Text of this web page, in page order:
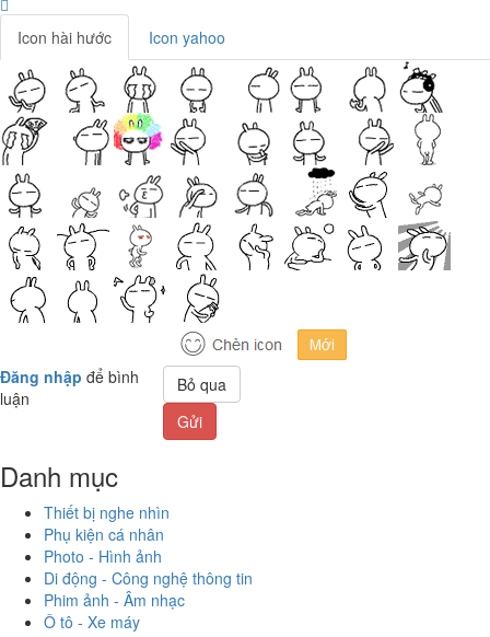
Icon hài hước Icon yahoo
Đăng nhập để bình
luận
Bỏ qua
Gửi
Danh mục
Thiết bị nghe nhìn
Phụ kiện cá nhân
Photo - Hình ảnh
Di động - Công nghệ thông tin
Phim ảnh - Âm nhạc
Ô tô - Xe máy